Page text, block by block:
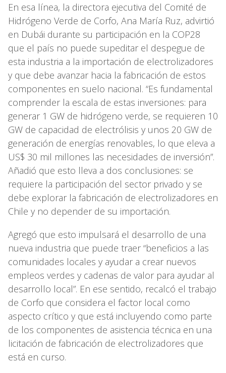
En esa línea, la directora ejecutiva del Comité de
Hidrógeno Verde de Corfo, Ana María Ruz, advirtió
en Dubái durante su participación en la COP28
que el país no puede supeditar el despegue de
esta industria a la importación de electrolizadores
y que debe avanzar hacia la fabricación de estos
componentes en suelo nacional. “Es fundamental
comprender la escala de estas inversiones: para
generar 1 GW de hidrógeno verde, se requieren 10
GW de capacidad de electrólisis y unos 20 GW de
generación de energías renovables, lo que eleva a
US$ 30 mil millones las necesidades de inversión”.
Añadió que esto lleva a dos conclusiones: se
requiere la participación del sector privado y se
debe explorar la fabricación de electrolizadores en
Chile y no depender de su importación.
Agregó que esto impulsará el desarrollo de una
nueva industria que puede traer “beneficios a las
comunidades locales y ayudar a crear nuevos
empleos verdes y cadenas de valor para ayudar al
desarrollo local”. En ese sentido, recalcó el trabajo
de Corfo que considera el factor local como
aspecto crítico y que está incluyendo como parte
de los componentes de asistencia técnica en una
licitación de fabricación de electrolizadores que
está en curso.